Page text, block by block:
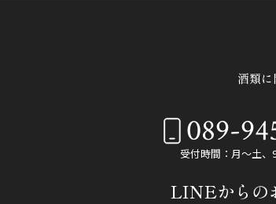
酒類に
089-
受付時間：月～土、
LINEからの